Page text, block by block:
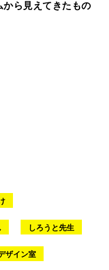
から見えてきたもの
しろうと先生
ザイン室